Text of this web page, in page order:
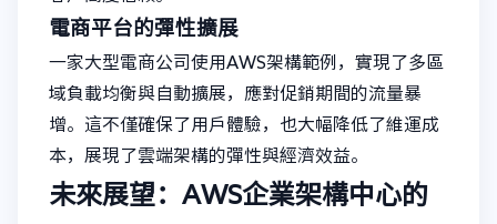
電商平台的彈性擴展
一家大型電商公司使用AWS架構範例，實現了多區
域負載均衡與自動擴展，應對促銷期間的流量暴
增。這不僅確保了用戶體驗，也大幅降低了維運成
本，展現了雲端架構的彈性與經濟效益。
未來展望：AWS企業架構中心的